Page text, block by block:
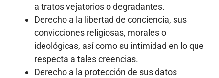
a tratos vejatorios o degradantes.
Derecho a la libertad de conciencia, sus
convicciones religiosas, morales o
ideológicas, así como su intimidad en lo que
respecta a tales creencias.
Derecho a la protección de sus datos